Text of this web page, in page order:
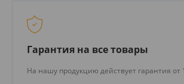
Гарантия на все товары
На нашу продукцию действует гарантия от